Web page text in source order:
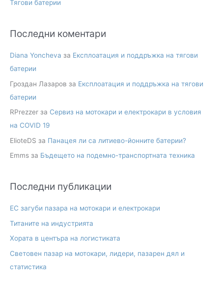
Тягови батерии
Последни коментари
Diana Yoncheva за Експлоатация и поддръжка на тягови
батерии
Гроздан Лазаров за Експлоатация и поддръжка на тягови
батерии
RPrezzer за Сервиз на мотокари и електрокари в условия
на COVID 19
ElioteDS за Панацея ли са литиево-йонните батерии?
Emms за Бъдещето на подемно-транспортната техника
Последни публикации
ЕС загуби пазара на мотокари и електрокари
Титаните на индустрията
Хората в центъра на логистиката
Световен пазар на мотокари, лидери, пазарен дял и
статистика